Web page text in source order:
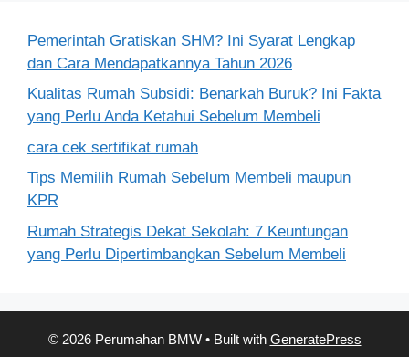
Pemerintah Gratiskan SHM? Ini Syarat Lengkap
dan Cara Mendapatkannya Tahun 2026
Kualitas Rumah Subsidi: Benarkah Buruk? Ini Fakta
yang Perlu Anda Ketahui Sebelum Membeli
cara cek sertifikat rumah
Tips Memilih Rumah Sebelum Membeli maupun
KPR
Rumah Strategis Dekat Sekolah: 7 Keuntungan
yang Perlu Dipertimbangkan Sebelum Membeli
© 2026 Perumahan BMW• Built with GeneratePress